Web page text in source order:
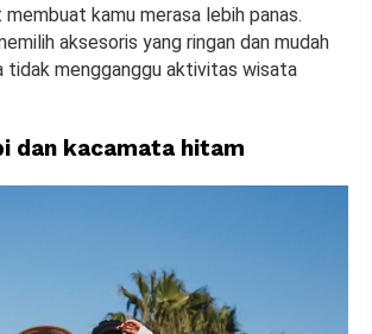
kamu merasa lebih panas.
aksesoris yang ringan dan mudah
tidak mengganggu aktivitas wisata
dan kacamata hitam